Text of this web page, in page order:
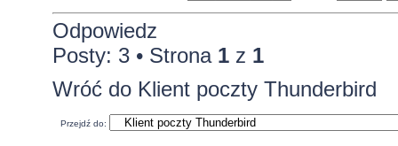
Odpowiedz
Posty: 3 • Strona 1z 1
Wróć do Klient poczty Thunderbird
Przejdź do: